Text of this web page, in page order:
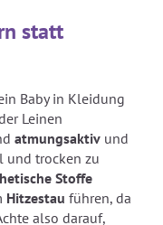
statt
Baby in Kleidung
Leinen
atmungsaktiv und
und trocken zu
Stoffe
Hitzestau führen, da
also darauf,